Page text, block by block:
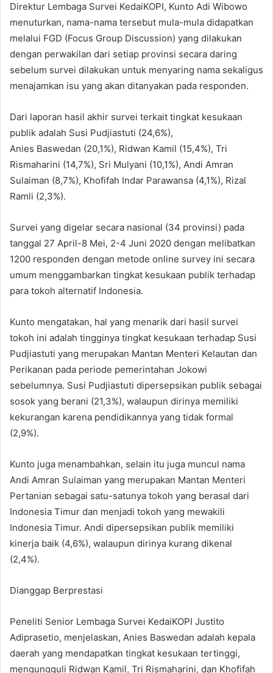
Direktur Lembaga Survei KedaiKOPI, Kunto Adi Wibowo
menuturkan, nama-nama tersebut mula-mula didapatkan
melalui FGD (Focus Group Discussion) yang dilakukan
dengan perwakilan dari setiap provinsi secara daring
sebelum survei dilakukan untuk menyaring nama sekaligus
menajamkan isu yang akan ditanyakan pada responden.
Dari laporan hasil akhir survei terkait tingkat kesukaan
publik adalah Susi Pudjiastuti (24,6%),
Anies Baswedan (20,1%), Ridwan Kamil (15,4%), Tri
Rismaharini (14,7%), Sri Mulyani (10,1%), Andi Amran
Sulaiman (8,7%), Khofifah Indar Parawansa (4,1%), Rizal
Ramli (2,3%).
Survei yang digelar secara nasional (34 provinsi) pada
tanggal 27 April-8 Mei, 2-4 Juni 2020 dengan melibatkan
1200 responden dengan metode online survey ini secara
umum menggambarkan tingkat kesukaan publik terhadap
para tokoh alternatif Indonesia.
Kunto mengatakan, hal yang menarik dari hasil survei
tokoh ini adalah tingginya tingkat kesukaan terhadap Susi
Pudjiastuti yang merupakan Mantan Menteri Kelautan dan
Perikanan pada periode pemerintahan Jokowi
sebelumnya. Susi Pudjiastuti dipersepsikan publik sebagai
sosok yang berani (21,3%), walaupun dirinya memiliki
kekurangan karena pendidikannya yang tidak formal
(2,9%).
Kunto juga menambahkan, selain itu juga muncul nama
Andi Amran Sulaiman yang merupakan Mantan Menteri
Pertanian sebagai satu-satunya tokoh yang berasal dari
Indonesia Timur dan menjadi tokoh yang mewakili
Indonesia Timur. Andi dipersepsikan publik memiliki
kinerja baik (4,6%), walaupun dirinya kurang dikenal
(2,4%).
Dianggap Berprestasi
Peneliti Senior Lembaga Survei KedaiKOPI Justito
Adiprasetio, menjelaskan, Anies Baswedan adalah kepala
daerah yang mendapatkan tingkat kesukaan tertinggi,
mengungguli Ridwan Kamil, Tri Rismaharini, dan Khofifah